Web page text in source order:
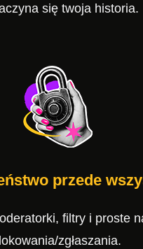
się twoja historia.
przede
filtry i proste
zgłaszania.